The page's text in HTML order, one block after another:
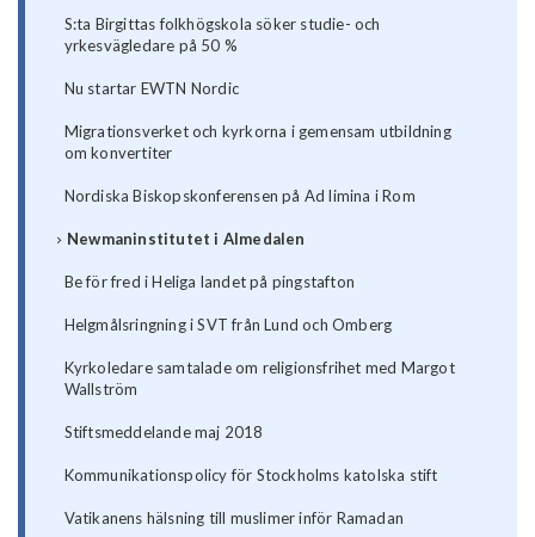
S:ta Birgittas folkhögskola söker studie- och
yrkesvägledare på 50 %
Nu startar EWTN Nordic
Migrationsverket och kyrkorna i gemensam utbildning
om konvertiter
Nordiska Biskopskonferensen på Ad limina i Rom
Newmaninstitutet i Almedalen
Be för fred i Heliga landet på pingstafton
Helgmålsringning i SVT från Lund och Omberg
Kyrkoledare samtalade om religionsfrihet med Margot
Wallström
Stiftsmeddelande maj 2018
Kommunikationspolicy för Stockholms katolska stift
Vatikanens hälsning till muslimer inför Ramadan